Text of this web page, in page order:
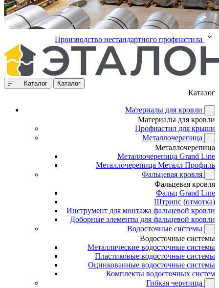
Производство нестандартного профнастила
Каталог Каталог
Каталог
Материалы для кровли
Материалы для кровли
Профнастил для крыши
Металлочерепица
Металлочерепица
Металлочерепица Grand Line
Металлочерепица Металл Профиль
Фальцевая кровля
Фальцевая кровля
Фальц Grand Line
Штрипс (отмотка)
Инструмент для монтажа фальцевой кровли
Доборные элементы для фальцевой кровли
Водосточные системы
Водосточные системы
Металлические водосточные системы
Пластиковые водосточные системы
Оцинкованные водосточные системы
Комплекты водосточных систем
Гибкая черепица